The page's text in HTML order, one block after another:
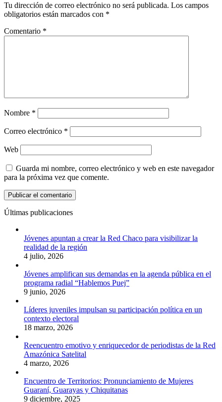
Tu dirección de correo electrónico no será publicada. Los campos
obligatorios están marcados con *
Comentario *
Nombre *
Correo electrónico *
Web
Guarda mi nombre, correo electrónico y web en este navegador
para la próxima vez que comente.
Últimas publicaciones
Jóvenes apuntan a crear la Red Chaco para visibilizar la
realidad de la región
4 julio, 2026
Jóvenes amplifican sus demandas en la agenda pública en el
programa radial “Hablemos Puej”
9 junio, 2026
Líderes juveniles impulsan su participación política en un
contexto electoral
18 marzo, 2026
Reencuentro emotivo y enriquecedor de periodistas de la Red
Amazónica Satelital
4 marzo, 2026
Encuentro de Territorios: Pronunciamiento de Mujeres
Guaraní, Guarayas y Chiquitanas
9 diciembre, 2025